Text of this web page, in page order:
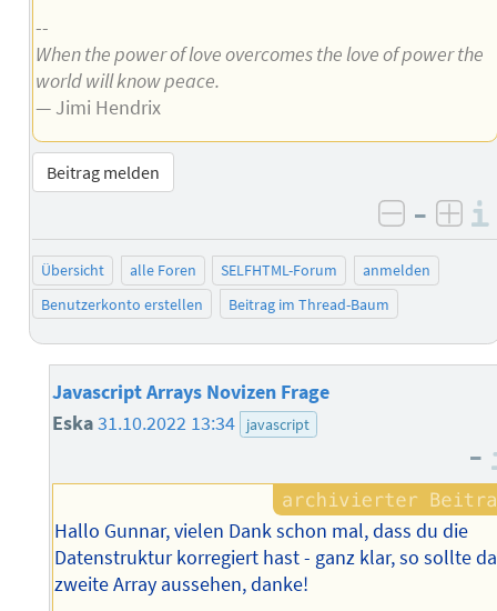
--
When the power of love overcomes the love of power the
world will know peace.
— Jimi Hendrix
Beitrag melden
negativ
–
Übersicht alle Foren SELFHTML-Forum
anmelden
Benutzerkonto erstellen
Beitrag im Thread-Baum
Javascript Arrays Novizen Frage
Eska31.10.2022 13:34 javascript
–
Hallo Gunnar, vielen Dank schon mal, dass du die
Datenstruktur korregiert hast - ganz klar, so sollte
zweite Array aussehen, danke!